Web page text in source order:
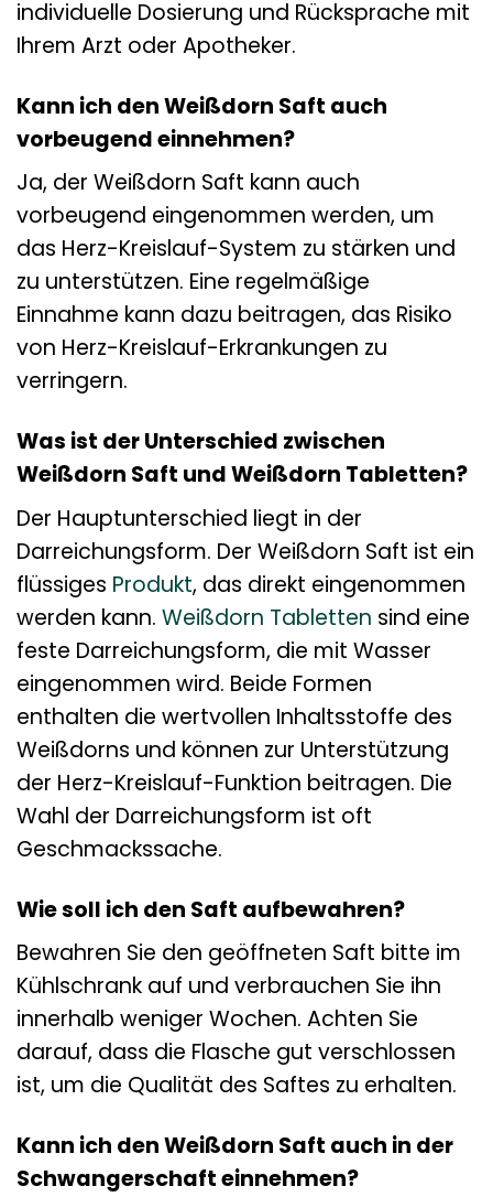
individuelle Dosierung und Rücksprache mit
Ihrem Arzt oder Apotheker.
Kann ich den Weißdorn Saft auch
vorbeugend einnehmen?
Ja, der Weißdorn Saft kann auch
vorbeugend eingenommen werden, um
das Herz-Kreislauf-System zu stärken und
zu unterstützen. Eine regelmäßige
Einnahme kann dazu beitragen, das Risiko
von Herz-Kreislauf-Erkrankungen zu
verringern.
Was ist der Unterschied zwischen
Weißdorn Saft und Weißdorn Tabletten?
Der Hauptunterschied liegt in der
Darreichungsform. Der Weißdorn Saft ist ein
flüssiges Produkt, das direkt eingenommen
werden kann. Weißdorn Tabletten sind eine
feste Darreichungsform, die mit Wasser
eingenommen wird. Beide Formen
enthalten die wertvollen Inhaltsstoffe des
Weißdorns und können zur Unterstützung
der Herz-Kreislauf-Funktion beitragen. Die
Wahl der Darreichungsform ist oft
Geschmackssache.
Wie soll ich den Saft aufbewahren?
Bewahren Sie den geöffneten Saft bitte im
Kühlschrank auf und verbrauchen Sie ihn
innerhalb weniger Wochen. Achten Sie
darauf, dass die Flasche gut verschlossen
ist, um die Qualität des Saftes zu erhalten.
Kann ich den Weißdorn Saft auch in der
Schwangerschaft einnehmen?